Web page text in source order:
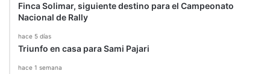
Finca Solimar, siguiente destino para el Campeonato
Nacional de Rally
hace 5 días
Triunfo en casa para Sami Pajari
hace 1 semana